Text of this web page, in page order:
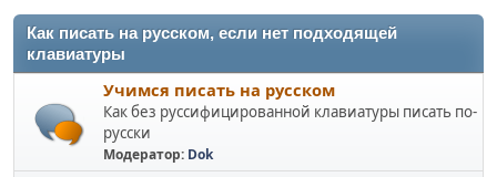
Как писать на русском, если нет подходящей
клавиатуры
Учимся писать на русском
Как без руссифицированной клавиатуры писать по-
русски
Модератор: Dok